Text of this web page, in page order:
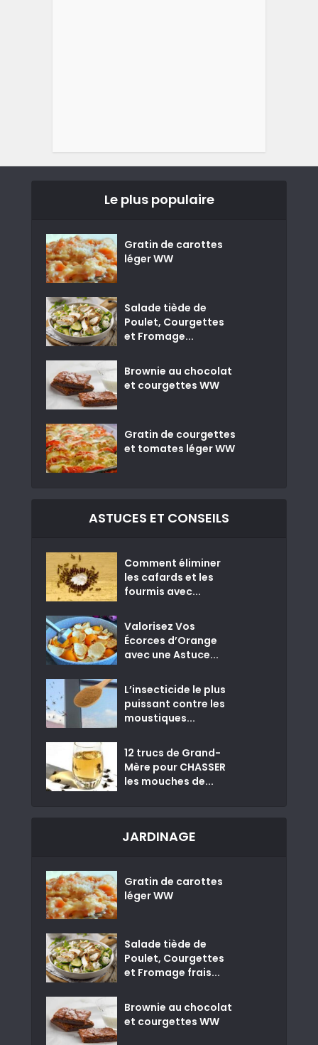
Le plus populaire
Gratin de carottes
léger WW
Salade tiède de
Poulet, Courgettes
et Fromage...
Brownie au chocolat
et courgettes WW
Gratin de courgettes
et tomates léger WW
ASTUCES ET CONSEILS
Comment éliminer
les cafards et les
fourmis avec...
Valorisez Vos
Écorces d’Orange
avec une Astuce...
L’insecticide le plus
puissant contre les
moustiques...
12 trucs de Grand-
Mère pour CHASSER
les mouches de...
JARDINAGE
Gratin de carottes
léger WW
Salade tiède de
Poulet, Courgettes
et Fromage frais...
Brownie au chocolat
et courgettes WW